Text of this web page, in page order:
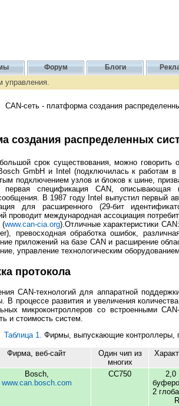
Форум Блоги
управления.
CAN-сеть - платформа создания
создания распределенных
срок существования, можно
GmbH и Intel (подключилась к работам
подключением узлов и блоков к шине,
спецификация CAN, описывающая
В 1987 году Intel выпустил первый
для расширенного (29-бит
проводит международная ассоциация
(www.can-cia.org).Отличные характеристики
превосходная обработка ошибок,
приложений на базе CAN и расширение
управление технологическим
протокола
CAN-технологий для аппаратной
В процессе развития и увеличения
микроконтроллеров со встроенными
и стоимость систем.
Таблица 1. Фирмы, выпускающие контроллеры,
Фирма, веб-сайт
Один чип из
многих
Bosch,
www.can.bosch.com
CC750
2,0
2